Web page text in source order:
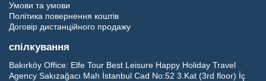
Умови та умови
Політика повернення коштів
Договір дистанційного продажу
спілкування
Bakırköy Office: Elfe Tour Best Leisure Happy Holiday Travel
Agency Sakızağacı Mah İstanbul Cad No:52 3.Kat (3rd floor) İç